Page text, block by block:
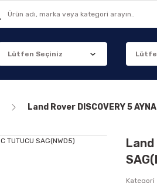
Land Rover DISCOVERY 5
Land
Kategori